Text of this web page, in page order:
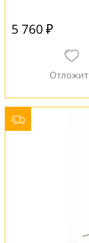
5 760 ₽